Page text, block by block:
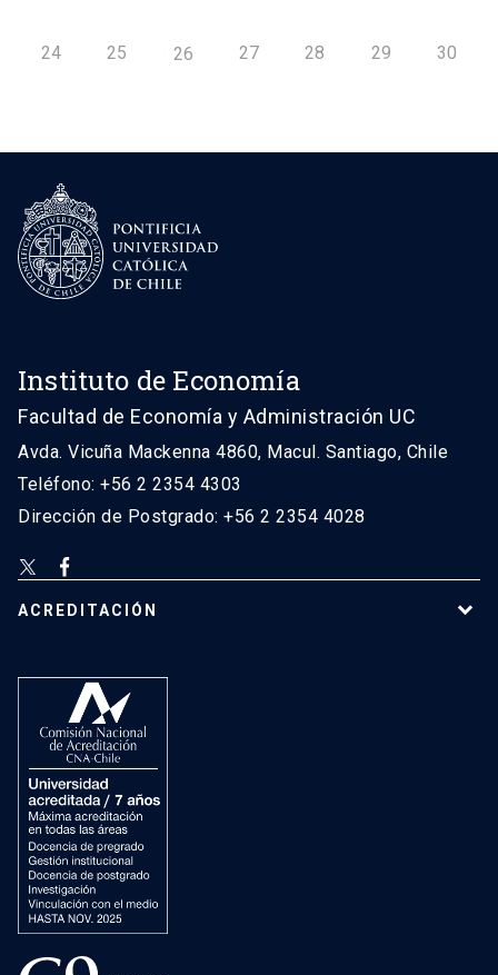
24 25 26 27 28 29 30
Instituto de Economía
Facultad de Economía y Administración UC
Avda. Vicuña Mackenna 4860, Macul. Santiago, Chile
Teléfono: +56 2 2354 4303
Dirección de Postgrado: +56 2 2354 4028
ACREDITACIÓN